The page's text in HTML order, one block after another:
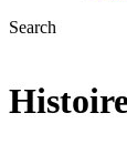
Search